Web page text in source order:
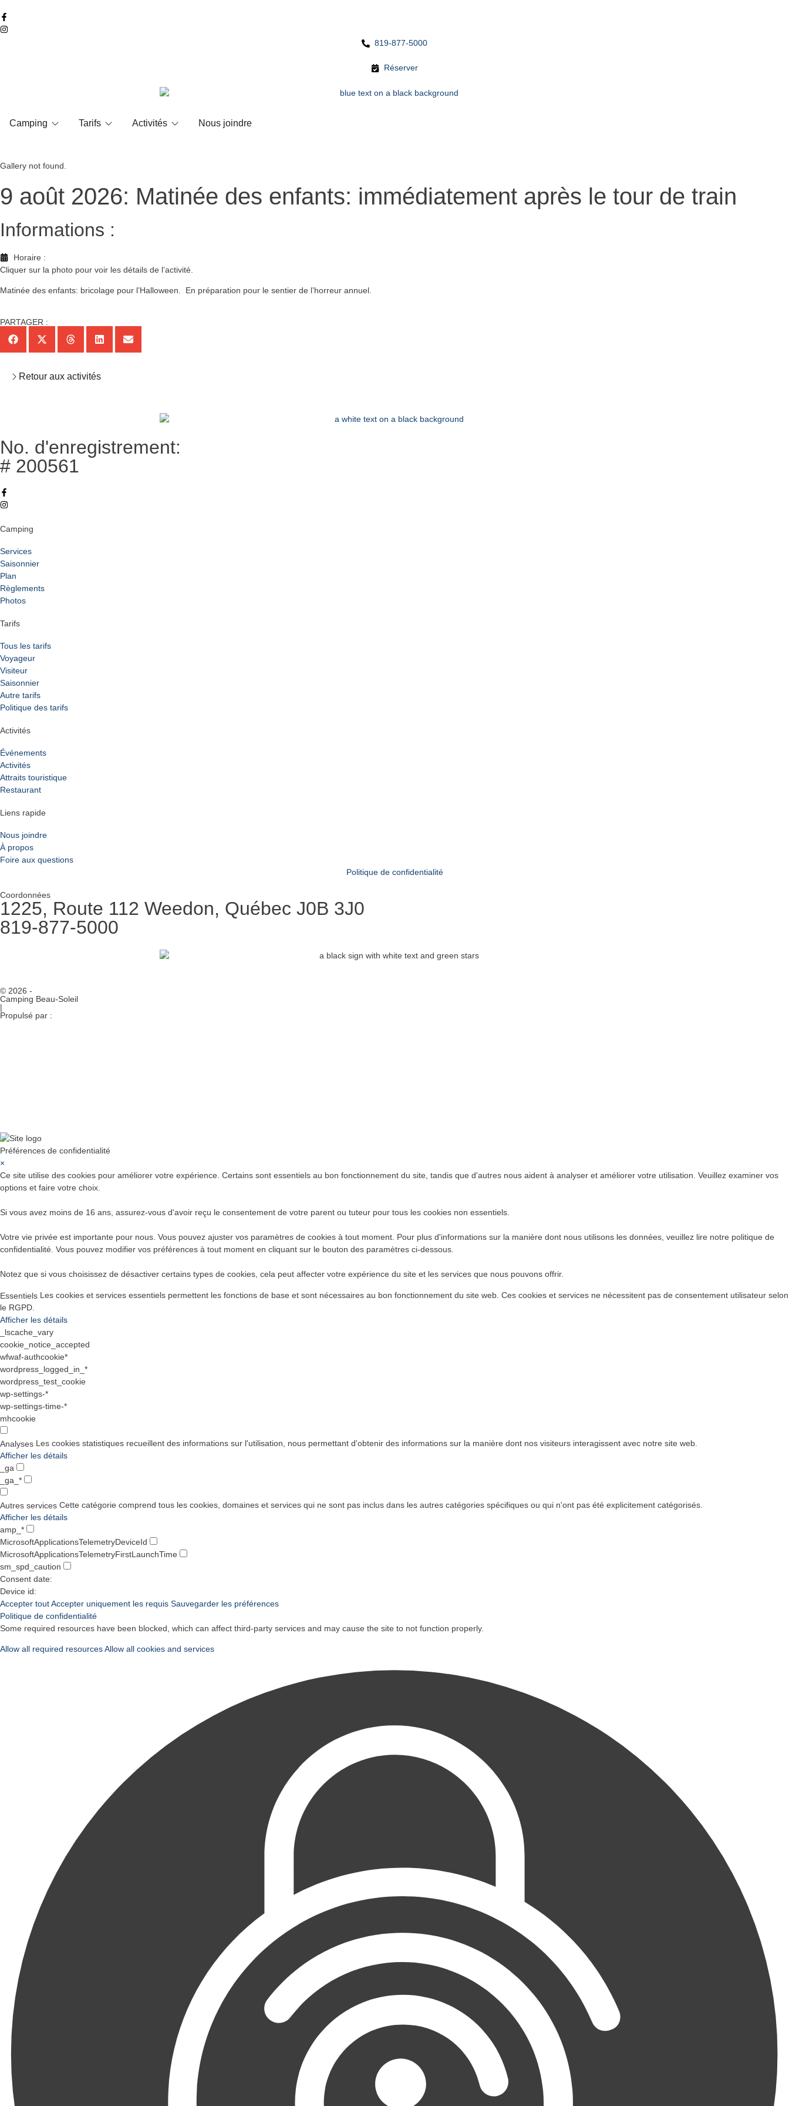
819-877-5000
Réserver
Camping Tarifs Activités Nous joindre
Gallery not found.
9 août 2026: Matinée des enfants: immédiatement après le tour de train
Informations :
Horaire :
Cliquer sur la photo pour voir les détails de l’activité.
Matinée des enfants: bricolage pour l’Halloween. En préparation pour le sentier de l’horreur annuel.
PARTAGER :
Retour aux activités
No. d'enregistrement:
# 200561
Camping
Services
Saisonnier
Plan
Règlements
Photos
Tarifs
Tous les tarifs
Voyageur
Visiteur
Saisonnier
Autre tarifs
Politique des tarifs
Activités
Événements
Activités
Attraits touristique
Restaurant
Liens rapide
Nous joindre
À propos
Foire aux questions
Politique de confidentialité
Coordonnées
1225, Route 112 Weedon, Québec J0B 3J0
819-877-5000
© 2026 -
Camping Beau-Soleil
|
Propulsé par :
Préférences de confidentialité
×
Ce site utilise des cookies pour améliorer votre expérience. Certains sont essentiels au bon fonctionnement du site, tandis que d'autres nous aident à analyser et améliorer votre utilisation. Veuillez examiner vos
options et faire votre choix.
Si vous avez moins de 16 ans, assurez-vous d'avoir reçu le consentement de votre parent ou tuteur pour tous les cookies non essentiels.
Votre vie privée est importante pour nous. Vous pouvez ajuster vos paramètres de cookies à tout moment. Pour plus d'informations sur la manière dont nous utilisons les données, veuillez lire notre politique de
confidentialité. Vous pouvez modifier vos préférences à tout moment en cliquant sur le bouton des paramètres ci-dessous.
Notez que si vous choisissez de désactiver certains types de cookies, cela peut affecter votre expérience du site et les services que nous pouvons offrir.
Essentiels Les cookies et services essentiels permettent les fonctions de base et sont nécessaires au bon fonctionnement du site web. Ces cookies et services ne nécessitent pas de consentement utilisateur selon
le RGPD.
Afficher les détails
_lscache_vary
cookie_notice_accepted
wfwaf-authcookie*
wordpress_logged_in_*
wordpress_test_cookie
wp-settings-*
wp-settings-time-*
mhcookie
Analyses Les cookies statistiques recueillent des informations sur l'utilisation, nous permettant d'obtenir des informations sur la manière dont nos visiteurs interagissent avec notre site web.
Afficher les détails
_ga
_ga_*
Autres services Cette catégorie comprend tous les cookies, domaines et services qui ne sont pas inclus dans les autres catégories spécifiques ou qui n'ont pas été explicitement catégorisés.
Afficher les détails
amp_*
MicrosoftApplicationsTelemetryDeviceId
MicrosoftApplicationsTelemetryFirstLaunchTime
sm_spd_caution
Consent date:
Device id:
Accepter toutAccepter uniquement les requis Sauvegarder les préférences
Politique de confidentialité
Some required resources have been blocked, which can affect third-party services and may cause the site to not function properly.
Allow all required resourcesAllow all cookies and services